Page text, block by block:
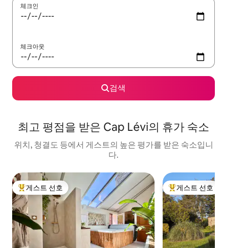
체크인
체크아웃
검색
최고 평점을 받은 Cap Lévi의 휴가 숙소
위치, 청결도 등에서 게스트의 높은 평가를 받은 숙소입니
다.
상위 게스트 선호
게스트 선호 상위 게스트 선호
게스트 선호